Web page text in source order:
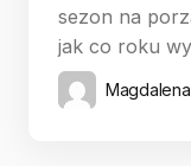
sezon na
jak co roku